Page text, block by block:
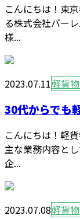
こんにちは！東
る株式会社バー
様...
2023.07.11軽貨
30代からでも
こんにちは！軽
主な業務内容と
企...
2023.07.08軽貨